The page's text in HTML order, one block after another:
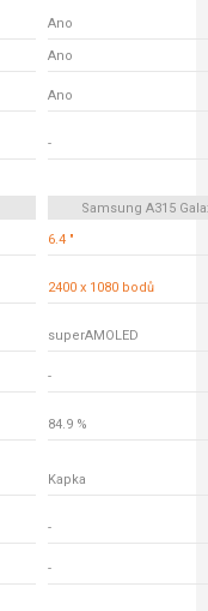
Ano
Ano
Ano
-
Samsung A315
6.4 "
2400 x 1080 bodů
superAMOLED
-
84.9 %
Kapka
-
-